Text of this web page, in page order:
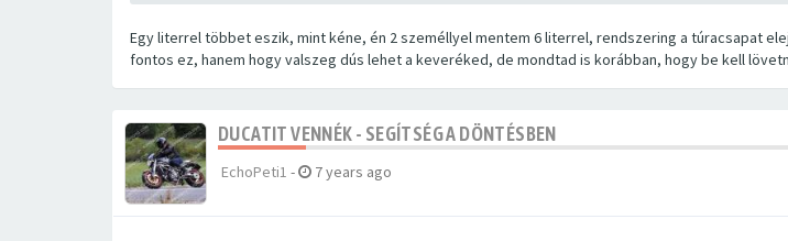
Egy literrel többet eszik, mint kéne, én 2 személlyel mentem 6 literrel, rendszering a túracsapat
fontos ez, hanem hogy valszeg dús lehet a keveréked, de mondtad is korábban, hogy be kell
DUCATIT VENNÉK - SEGÍTSÉG A DÖNTÉSBEN
EchoPeti1 - 7 years ago